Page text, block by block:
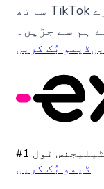
ساتھ TikTok سوشل سننے کی صلاحیت کے بارے
ہم سے جڑیں۔
ڈیمو بُک کریں
ٹول
ڈیمو بُک کریں